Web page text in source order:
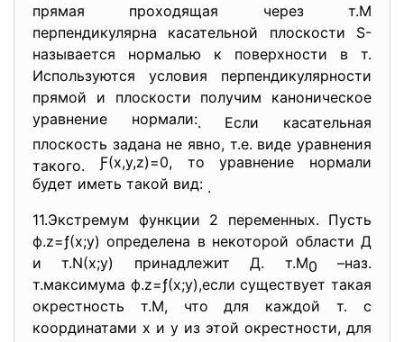
прямая проходящая через т.М
перпендикулярна касательной плоскости S-
называется нормалью к поверхности в т.
Используются условия перпендикулярности
прямой и плоскости получим каноническое
уравнение нормали:. Если касательная
плоскость задана не явно, т.е. виде уравнения
такого. Ƒ(х,у,z)=0, то уравнение нормали
будет иметь такой вид: .
11.Экстремум функции 2 переменных. Пусть
ф.z=ƒ(х;у) определена в некоторой области Д
и т.N(х;у) принадлежит Д. т.М0 –наз.
т.максимума ф.z=ƒ(х;у),если существует такая
окрестность т.М, что для каждой т. с
координатами х и у из этой окрестности, для